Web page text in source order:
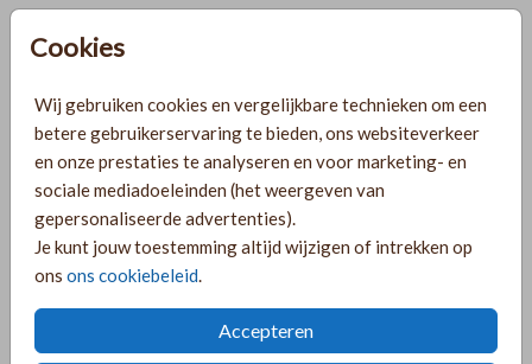
Cookies
Wij gebruiken cookies en vergelijkbare technieken om een
betere gebruikerservaring te bieden, ons websiteverkeer
en onze prestaties te analyseren en voor marketing- en
sociale mediadoeleinden (het weergeven van
gepersonaliseerde advertenties).
Je kunt jouw toestemming altijd wijzigen of intrekken op
ons ons cookiebeleid.
Accepteren
Formaten en prijzen
PRODUCTINFORMATIE
OMSCHRIJVING
Chique en minimalistische naamkaartjes voor een bruiloft.